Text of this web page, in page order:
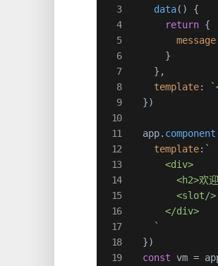
data( ) {
return {
message
      }
    },
template:
  })
  app.
component
template: `
      <div>
<h2>欢
        <slot/>
      </div>
    `
  })
const vm =